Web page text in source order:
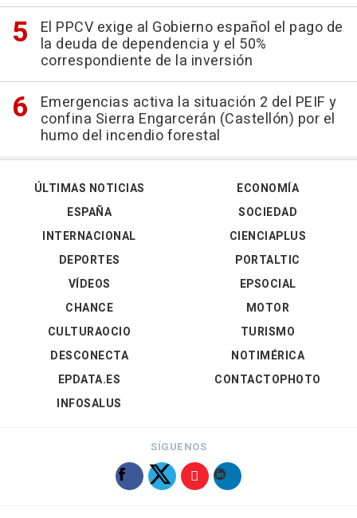
El PPCV exige al Gobierno español el pago de
la deuda de dependencia y el 50%
correspondiente de la inversión
Emergencias activa la situación 2 del PEIF y
confina Sierra Engarcerán (Castellón) por el
humo del incendio forestal
ÚLTIMAS NOTICIAS
ESPAÑA
INTERNACIONAL
DEPORTES
VÍDEOS
ECONOMÍA
SOCIEDAD
CIENCIAPLUS
PORTALTIC
EPSOCIAL
CHANCE
CULTURAOCIO
DESCONECTA
EPDATA.ES
INFOSALUS
MOTOR
TURISMO
NOTIMÉRICA
CONTACTOPHOTO
SÍGUENOS